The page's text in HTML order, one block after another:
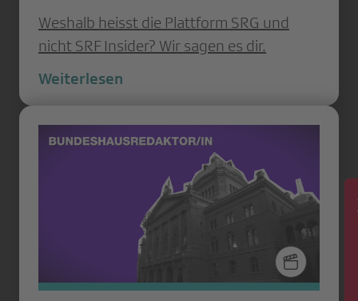
Weshalb heisst die Plattform SRG und
nicht SRF Insider? Wir sagen es dir.
Weiterlesen